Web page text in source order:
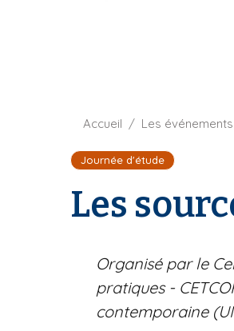
F
l
A
Accueil Les événements
Journée d'étude
Les
Organisé par le
pratiques -
contemporaine